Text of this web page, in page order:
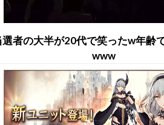
選者の大半が20代で笑ったw年齢
www